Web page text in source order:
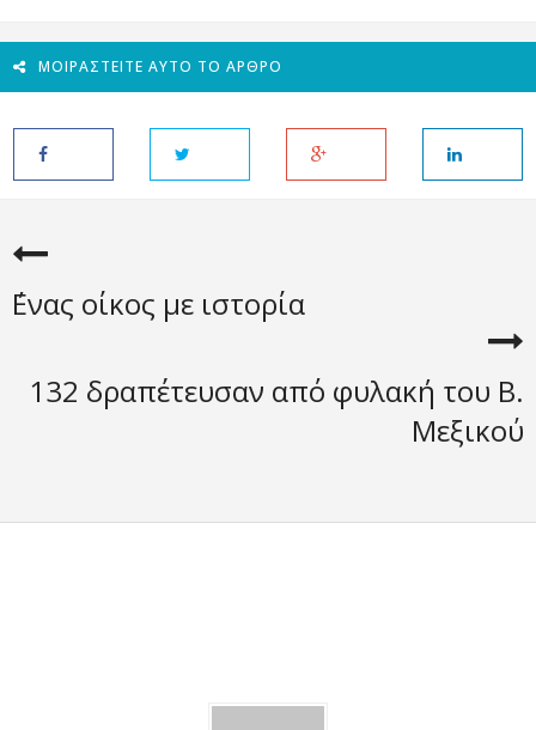
ΜΟΙΡΑΣΤΕΊΤΕ ΑΥΤΌ ΤΟ ΆΡΘΡΟ
΄Ενας οίκος με ιστορία
132 δραπέτευσαν από φυλακή του Β.
Μεξικού